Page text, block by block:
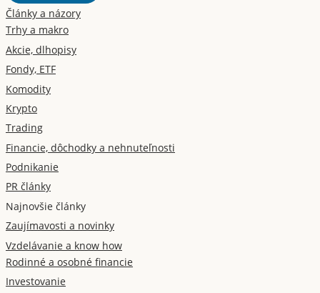
Články a názory
Trhy a makro
Akcie, dlhopisy
Fondy, ETF
Komodity
Krypto
Trading
Financie, dôchodky a nehnuteľnosti
Podnikanie
PR články
Najnovšie články
Zaujímavosti a novinky
Vzdelávanie a know how
Rodinné a osobné financie
Investovanie